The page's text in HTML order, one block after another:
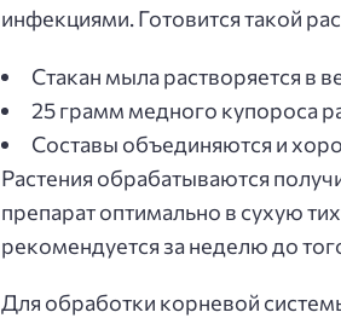
инфекциями. Готовится такой
Стакан мыла растворяется в
25 грамм медного купороса
Составы объединяются и
Растения обрабатываются
препарат оптимально в сухую
рекомендуется за неделю до
Для обработки корневой